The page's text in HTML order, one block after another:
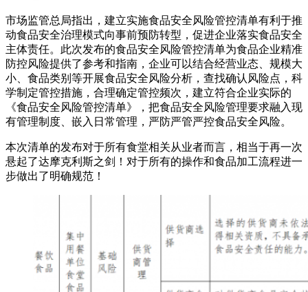
市场监管总局指出，建立实施食品安全风险管控清单有利于推
动食品安全治理模式向事前预防转型，促进企业落实食品安全
主体责任。此次发布的食品安全风险管控清单为食品企业精准
防控风险提供了参考和指南，企业可以结合经营业态、规模大
小、食品类别等开展食品安全风险分析，查找确认风险点，科
学制定管控措施，合理确定管控频次，建立符合企业实际的
《食品安全风险管控清单》，把食品安全风险管理要求融入现
有管理制度、嵌入日常管理，严防严管严控食品安全风险。
本次清单的发布对于所有食堂相关从业者而言，相当于再一次
悬起了达摩克利斯之剑！对于所有的操作和食品加工流程进一
步做出了明确规范！